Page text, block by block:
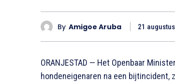
By Amigoe Aruba 21
ORANJESTAD — Het Openbaar
hondeneigenaren na een